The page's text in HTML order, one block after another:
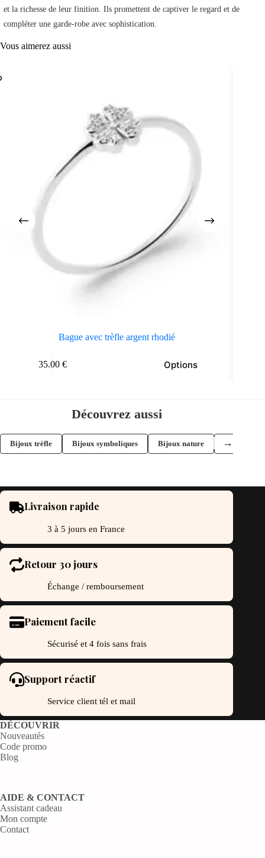
et la richesse de leur finition. Ils promettent de captiver le regard et de
compléter une garde-robe avec sophistication.
Vous aimerez aussi
Bague avec trèfle argent rhodié
35.00 € Options
Découvrez aussi
Bijoux trèfle Bijoux symboliques Bijoux nature Boucles
→
Livraison rapide
3 à 5 jours en France
Retour 30 jours
Échange / remboursement
Paiement facile
Sécurisé et 4 fois sans frais
Support réactif
Service client tél et mail
DÉCOUVRIR
Nouveautés
Code promo
Blog
AIDE & CONTACT
Assistant cadeau
Mon compte
Contact